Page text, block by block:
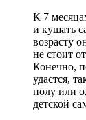
К 7
и кушать
возрасту
не стоит
Конечно,
удастся,
полу или
детской